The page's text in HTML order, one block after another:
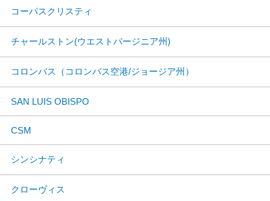
コーパスクリスティ
チャールストン(ウエストバージニア州)
コロンバス（コロンバス空港/ジョージア州）
SAN LUIS OBISPO
CSM
シンシナティ
クローヴィス